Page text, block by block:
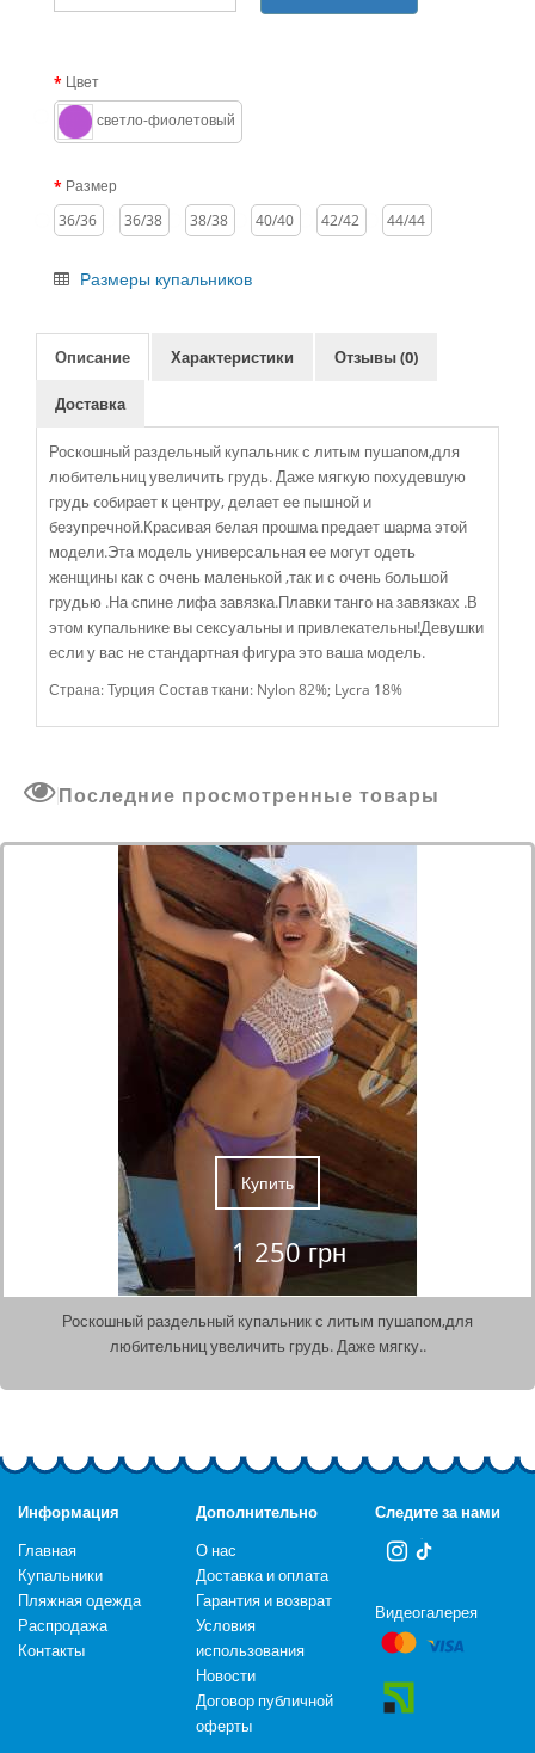
Цвет
светло-фиолетовый
Размер
36/36
36/38 38/38 40/40 42/42 44/44
Размеры купальников
Описание Характеристики Отзывы (0)
Доставка
Роскошный раздельный купальник с литым пушапом,для
любительниц увеличить грудь. Даже мягкую похудевшую
грудь cобирает к центру, делает ее пышной и
безупречной.Красивая белая прошма предает шарма этой
модели.Эта модель универсальная ее могут одеть
женщины как с очень маленькой ,так и с очень большой
грудью .На спине лифа завязка.Плавки танго на завязках .В
этом купальнике вы сексуальны и привлекательны!Девушки
если у вас не стандартная фигура это ваша модель.
Страна: Турция Состав ткани: Nylon 82%; Lycra 18%
Последние просмотренные товары
1 250 грн
Купить
Роскошный раздельный купальник с литым пушапом,для
любительниц увеличить грудь. Даже мягку..
Информация
Главная
Купальники
Пляжная одежда
Распродажа
Контакты
Дополнительно
О нас
Доставка и оплата
Гарантия и возврат
Условия
использования
Новости
Договор публичной
оферты
Следите за нами
Видеогалерея